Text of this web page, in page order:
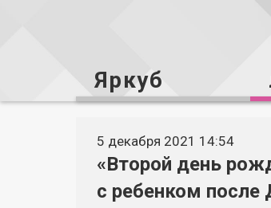
Яркуб
5 декабря 2021 14:54
«Второй день
с ребенком после